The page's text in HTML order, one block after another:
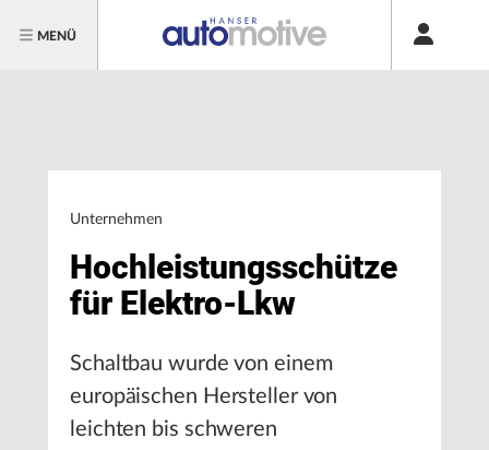
MENÜ
Unternehmen
Hochleistungsschütze
für Elektro-Lkw
Schaltbau wurde von einem
europäischen Hersteller von
leichten bis schweren